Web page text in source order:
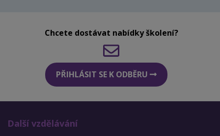
Chcete dostávat nabídky školení?
PŘIHLÁSIT SE K ODBĚRU
Další vzdělávání